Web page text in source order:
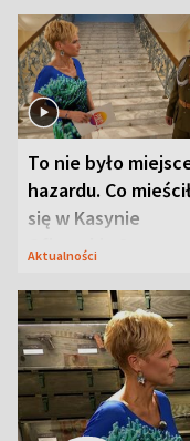
To nie było
hazardu. Co
się w Kasynie
Oficerskim?
Aktualności